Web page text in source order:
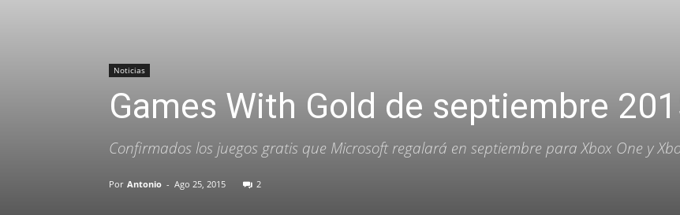
Noticias
Games With Gold de septiembre
Confirmados los juegos gratis que Microsoft regalará en septiembre para Xbox One y
Por Antonio - Ago 25, 2015 2